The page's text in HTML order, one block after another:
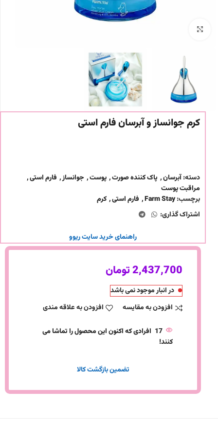
کرم جوانساز و آبرسان فارم استی
دسته:آبرسان, پاک کننده صورت, پوست, جوانساز, فارم استی,
مراقبت پوست
برچسب:Farm Stay
, فارم استی, کرم
اشتراک گذاری:
راهنمای خرید سایت ریوو
2,437,700تومان
در انبار موجود نمی باشد
افزودن به مقایسه
افزودن به علاقه مندی
17 افرادی که اکنون این محصول را تماشا می
کنند!
تضمین بازگشت کالا